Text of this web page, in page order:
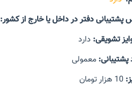
پشتیبانی دفتر در داخل یا خارج از کشور:
تشویقی: دارد
پشتیبانی: معمولی
10 هزار تومان